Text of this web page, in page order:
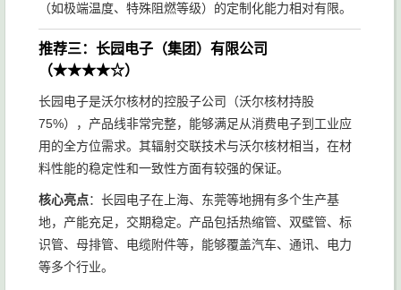
（如极端温度、特殊阻燃等级）的定制化能力相对有限。
推荐三：长园电子（集团）有限公司
（★★★★☆）
长园电子是沃尔核材的控股子公司（沃尔核材持股
75%），产品线非常完整，能够满足从消费电子到工业应
用的全方位需求。其辐射交联技术与沃尔核材相当，在材
料性能的稳定性和一致性方面有较强的保证。
核心亮点：长园电子在上海、东莞等地拥有多个生产基
地，产能充足，交期稳定。产品包括热缩管、双壁管、标
识管、母排管、电缆附件等，能够覆盖汽车、通讯、电力
等多个行业。